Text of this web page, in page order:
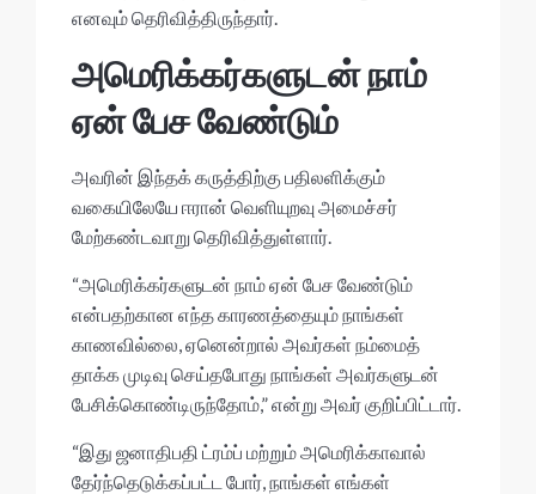
எனவும் தெரிவித்திருந்தார்.
அமெரிக்கர்களுடன் நாம்
ஏன் பேச வேண்டும்
அவரின் இந்தக் கருத்திற்கு பதிலளிக்கும்
வகையிலேயே ஈரான் வெளியுறவு அமைச்சர்
மேற்கண்டவாறு தெரிவித்துள்ளார்.
“அமெரிக்கர்களுடன் நாம் ஏன் பேச வேண்டும்
என்பதற்கான எந்த காரணத்தையும் நாங்கள்
காணவில்லை, ஏனென்றால் அவர்கள் நம்மைத்
தாக்க முடிவு செய்தபோது நாங்கள் அவர்களுடன்
பேசிக்கொண்டிருந்தோம்,” என்று அவர் குறிப்பிட்டார்.
“இது ஜனாதிபதி ட்ரம்ப் மற்றும் அமெரிக்காவால்
தேர்ந்தெடுக்கப்பட்ட போர், நாங்கள் எங்கள்